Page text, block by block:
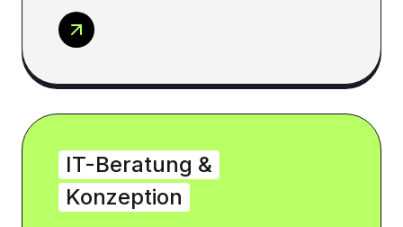
IT-Beratung &
Konzeption